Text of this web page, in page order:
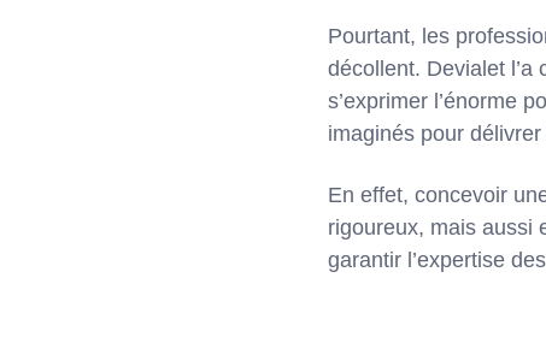
Pourtant, les
décollent. Devialet l’a
s’exprimer l’énorme
imaginés pour
En effet, concevoir
rigoureux, mais aussi
garantir l’expertise